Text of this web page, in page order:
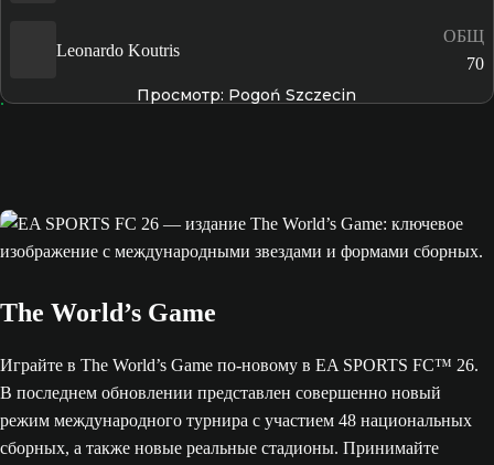
Leonardo Koutris
ОБЩ
70
Просмотр: Pogoń Szczecin
The World’s Game
Играйте в The World’s Game по-новому в EA SPORTS FC™ 26.
В последнем обновлении представлен совершенно новый
режим международного турнира с участием 48 национальных
сборных, а также новые реальные стадионы. Принимайте